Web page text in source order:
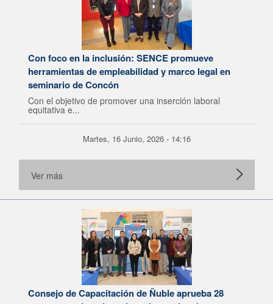
Con foco en la inclusión: SENCE promueve
herramientas de empleabilidad y marco legal en
seminario de Concón
Con el objetivo de promover una inserción laboral
equitativa e...
Martes, 16 Junio, 2026 - 14:16
Ver más
Consejo de Capacitación de Ñuble aprueba 28